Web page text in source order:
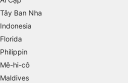
Tây Ban Nha
Indonesia
Florida
Philippin
Mê-hi-cô
Maldives
Measure advertising performance
Measure content performance
combinations of data from
Develop and improve services